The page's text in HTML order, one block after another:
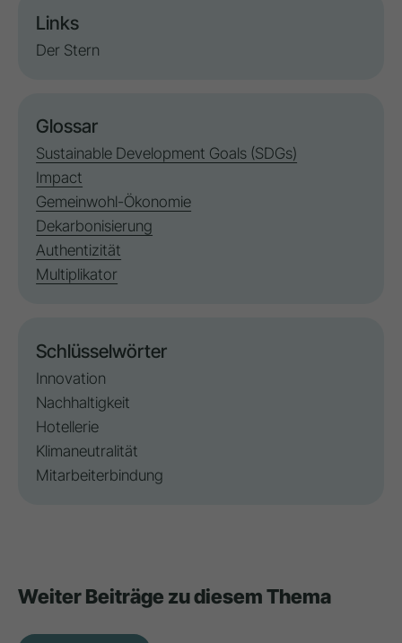
Links
Der Stern
Glossar
Sustainable Development Goals (SDGs)
Impact
Gemeinwohl-Ökonomie
Dekarbonisierung
Authentizität
Multiplikator
Schlüsselwörter
Innovation
Nachhaltigkeit
Hotellerie
Klimaneutralität
Mitarbeiterbindung
Weiter Beiträge zu diesem Thema